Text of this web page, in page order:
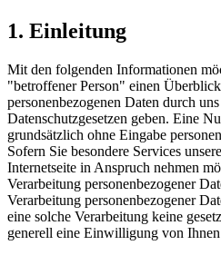
1. Einleitung
Mit den folgenden Informationen
"betroffener Person" einen
personenbezogenen Daten durch
Datenschutzgesetzen geben. Eine
grundsätzlich ohne Eingabe
Sofern Sie besondere Services
Internetseite in Anspruch nehmen
Verarbeitung personenbezogener
Verarbeitung personenbezogener
eine solche Verarbeitung keine
generell eine Einwilligung von